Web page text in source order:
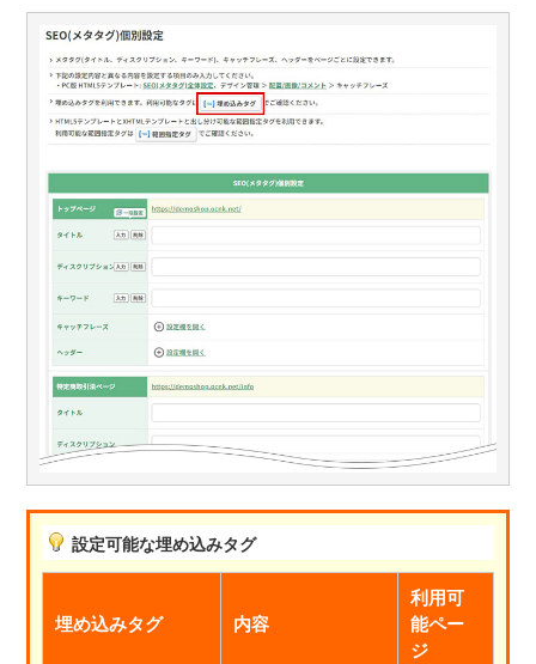
設定可能な埋め込みタグ
埋め込みタグ 内容
利用可
能ペー
ジ